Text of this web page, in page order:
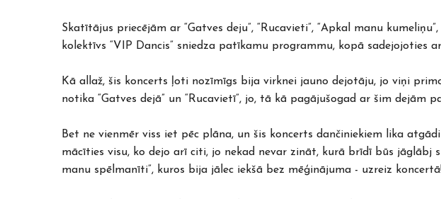
Skatītājus priecējām ar “Gatves deju”, “Rucavieti”, “Apkal manu
kolektīvs “VIP Dancis” sniedza patīkamu programmu, kopā sadejojoties ar
Kā allaž, šis koncerts ļoti nozīmīgs bija virknei jauno dejotāju, jo viņi
notika “Gatves dejā” un “Rucavietī”, jo, tā kā pagājušogad ar šim dejām
Bet ne vienmēr viss iet pēc plāna, un šis koncerts dančiniekiem lika
mācīties visu, ko dejo arī citi, jo nekad nevar zināt, kurā brīdī būs jāglābj
manu spēlmanīti”, kuros bija jālec iekšā bez mēģinājuma - uzreiz